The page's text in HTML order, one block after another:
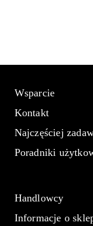
Wsparcie
Kontakt
Najczęściej
Poradniki
Handlowcy
Informacje o